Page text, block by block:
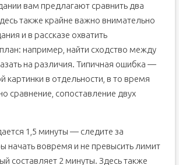
вам предлагают сравнить два
также крайне важно внимательно
и в рассказе охватить
например, найти сходство между
на различия. Типичная ошибка —
картинки в отдельности, в то время
сравнение, сопоставление двух
1,5 минуты — следите за
начать вовремя и не превысить лимит
составляет 2 минуты. Здесь также